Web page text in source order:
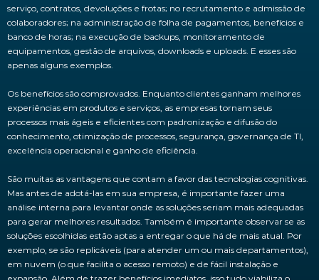
serviço, contratos, devoluções e frotas; no recrutamento e admissão de
colaboradores; na administração de folha de pagamentos, benefícios e
banco de horas; na execução de backups, monitoramento de
equipamentos, gestão de arquivos, downloads e uploads. E esses são
apenas alguns exemplos.
Os benefícios são comprovados. Enquanto clientes ganham melhores
experiências em produtos e serviços, as empresas tornam seus
processos mais ágeis e eficientes com padronização e difusão do
conhecimento, otimização de processos, segurança, governança de TI,
excelência operacional e ganho de eficiência.
São muitas as vantagens que contam a favor das tecnologias cognitivas.
Mas antes de adotá-las em sua empresa, é importante fazer uma
análise interna para levantar onde as soluções seriam mais adequadas
para gerar melhores resultados. Também é importante observar se as
soluções escolhidas estão aptas a entregar o que há de mais atual. Por
exemplo, se são replicáveis (para atender um ou mais departamentos),
em nuvem (o que facilita o acesso remoto) e de fácil instalação e